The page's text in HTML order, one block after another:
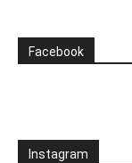
Facebook
Instagram